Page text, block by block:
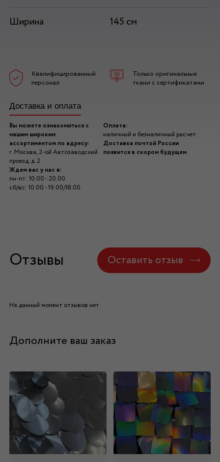
Ширина
145 см
Квалифицированный
персонал
Только оригинальные
ткани с сертификатами
Доставка и оплата
Вы можете ознакомиться с
нашим широким
ассортиментом по адресу:
г. Москва, 2-ой Автозаводский
проезд, д. 2
Ждем вас у нас в:
пн-пт: 10.00 - 20.00
сб/вс: 10.00 - 19.00/18.00
Оплата:
наличный и безналичный расчет
Доставка почтой России
появится в скором будущем
Отзывы Оставить отзыв
На данный момент отзывов нет
Дополните ваш заказ